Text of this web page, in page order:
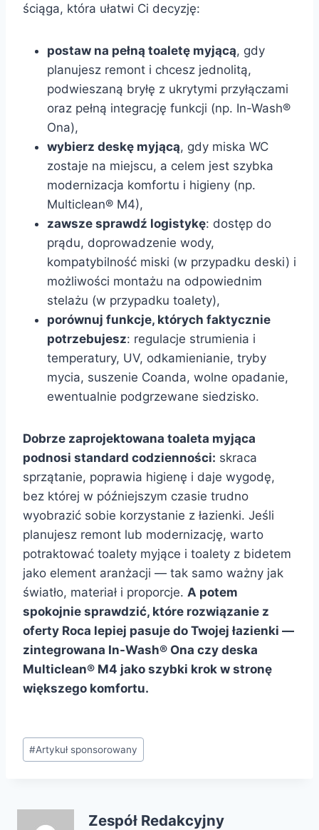
ściąga, która ułatwi Ci decyzję:
postaw na pełną toaletę myjącą, gdy
planujesz remont i chcesz jednolitą,
podwieszaną bryłę z ukrytymi przyłączami
oraz pełną integrację funkcji (np. In-Wash®
Ona),
wybierz deskę myjącą, gdy miska WC
zostaje na miejscu, a celem jest szybka
modernizacja komfortu i higieny (np.
Multiclean® M4),
zawsze sprawdź logistykę: dostęp do
prądu, doprowadzenie wody,
kompatybilność miski (w przypadku deski) i
możliwości montażu na odpowiednim
stelażu (w przypadku toalety),
porównuj funkcje, których faktycznie
potrzebujesz: regulacje strumienia i
temperatury, UV, odkamienianie, tryby
mycia, suszenie Coanda, wolne opadanie,
ewentualnie podgrzewane siedzisko.
Dobrze zaprojektowana toaleta myjąca
podnosi standard codzienności: skraca
sprzątanie, poprawia higienę i daje wygodę,
bez której w późniejszym czasie trudno
wyobrazić sobie korzystanie z łazienki. Jeśli
planujesz remont lub modernizację, warto
potraktować toalety myjące i toalety z bidetem
jako element aranżacji — tak samo ważny jak
światło, materiał i proporcje. A potem
spokojnie sprawdzić, które rozwiązanie z
oferty Roca lepiej pasuje do Twojej łazienki —
zintegrowana In-Wash® Ona czy deska
Multiclean® M4 jako szybki krok w stronę
większego komfortu.
Tagi
wpisu:
#Artykuł sponsorowany
Zespół Redakcyjny